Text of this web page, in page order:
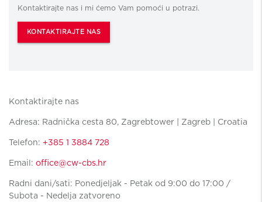
Kontaktirajte nas i mi ćemo Vam pomoći u potrazi.
KONTAKTIRAJTE NAS
Kontaktirajte nas
Adresa: Radnička cesta 80, Zagrebtower | Zagreb | Croatia
Telefon: +385 1 3884 728
Email: office@cw-cbs.hr
Radni dani/sati: Ponedjeljak - Petak od 9:00 do 17:00 /
Subota - Nedelja zatvoreno